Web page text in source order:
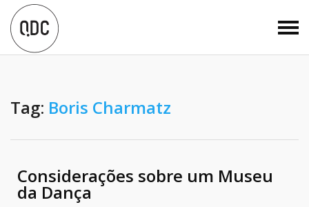
Tag: Boris Charmatz
Considerações sobre um Museu
da Dança